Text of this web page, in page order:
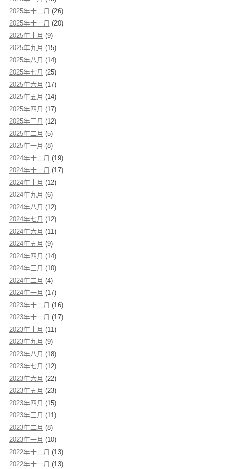
2025年十二月 (26)
2025年十一月 (20)
2025年十月 (9)
2025年九月 (15)
2025年八月 (14)
2025年七月 (25)
2025年六月 (17)
2025年五月 (14)
2025年四月 (17)
2025年三月 (12)
2025年二月 (5)
2025年一月 (8)
2024年十二月 (19)
2024年十一月 (17)
2024年十月 (12)
2024年九月 (6)
2024年八月 (12)
2024年七月 (12)
2024年六月 (11)
2024年五月 (9)
2024年四月 (14)
2024年三月 (10)
2024年二月 (4)
2024年一月 (17)
2023年十二月 (16)
2023年十一月 (17)
2023年十月 (11)
2023年九月 (9)
2023年八月 (18)
2023年七月 (12)
2023年六月 (22)
2023年五月 (23)
2023年四月 (15)
2023年三月 (11)
2023年二月 (8)
2023年一月 (10)
2022年十二月 (13)
2022年十一月 (13)